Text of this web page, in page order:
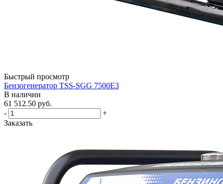
Быстрый просмотр
Бензогенератор TSS-SGG 7500Е3
В наличии
61 512.50 руб.
-
+
Заказать